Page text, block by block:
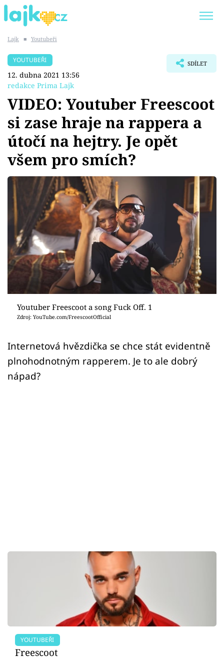
SHOPAHOLICADEL
Témata
Showbyznys
Youtubeři
Virály
Sex a vztahy
Videa
Sledujte prima+
Přihlášení
Sledujte nás
Lajk ■ Youtubeři
YOUTUBEŘI
12. dubna 2021 13:56
redakce Prima Lajk
SDÍLET
VIDEO: Youtuber Freescoot
si zase hraje na rappera a
útočí na hejtry. Je opět
všem pro smích?
Youtuber Freescoot a song Fuck Off. 1
Zdroj: YouTube.com/FreescootOfficial
Internetová hvězdička se chce stát evidentně
plnohodnotným rapperem. Je to ale dobrý
nápad?
YOUTUBEŘI
Freescoot